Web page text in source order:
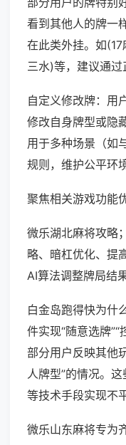
看到其他人的牌一
在此类外挂。如(17
三水)等，建议通过
自定义修改牌：用
修改自身牌型或隐
用于多种场景（如
规则，维护公平环境
聚焦相关游戏功能
微乐湖北麻将攻略
略、暗杠优化、提
AI算法调整牌局结
白金岛跑得快为什
件实现“随意选牌”“
部分用户反映其他
人牌型”的情况。
等技术手段实现不
微乐山东麻将专为